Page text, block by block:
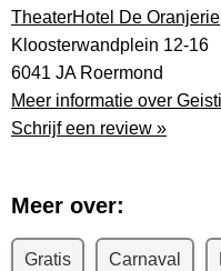
TheaterHotel De Oranjerie
Kloosterwandplein 12-16
6041 JA Roermond
Meer informatie over
Schrijf een review »
Meer over:
Gratis Carnaval